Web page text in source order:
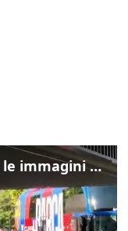
Il Barcellona sbarca in Friuli: le immagini dell'arrivo in albergo